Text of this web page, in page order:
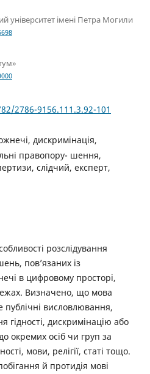
університет імені Петра Могили
2786-9156.111.3.92-101
дискримінація,
правопору- шення,
слідчий, експерт,
розслідування
пов’язаних із
в цифровому просторі,
Визначено, що мова
публічні висловлювання,
дискримінацію або
окремих осіб чи груп за
мови, релігії, статі тощо.
й протидія мові